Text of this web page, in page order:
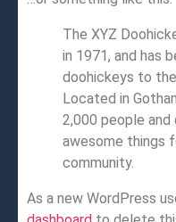
The XYZ
in 1971, and has
doohickeys to
Located in
2,000 people
awesome things
community.
As a new WordPress